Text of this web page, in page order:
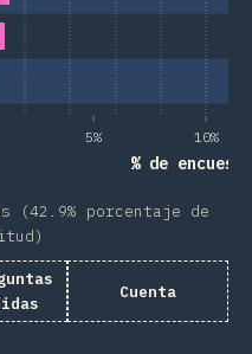
5% 10%
% de
(42.9% porcentaje de
Cuenta